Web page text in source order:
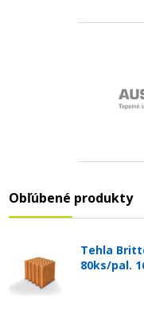
Obľúbené produkty
Tehla
80ks/pal.